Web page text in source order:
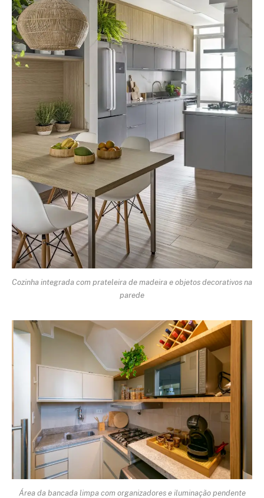
Cozinha integrada com prateleira de madeira e objetos decorativos na
parede
Área da bancada limpa com organizadores e iluminação pendente